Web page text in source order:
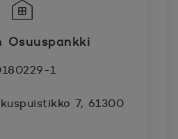
Osuuspankki
1
7, 61300